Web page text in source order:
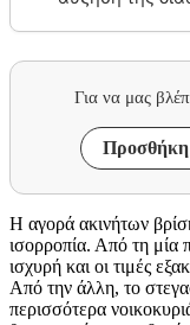
Για να μας
Προσθήκη
Η αγορά ακινήτων
ισορροπία. Από τη μία
ισχυρή και οι τιμές
Από την άλλη, το
περισσότερα